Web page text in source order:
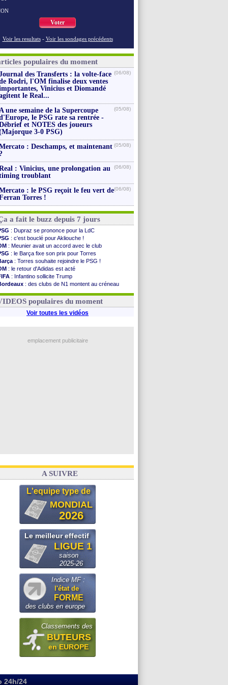
Voter
Voir les resultats - Voir les sondages précédents
populaires du moment
des Transferts : la volte-face
Rodri, l'OM finalise deux ventes
Vinicius et Diomandé
le Real...
(06/08)
une semaine de la Supercoupe
le PSG rate sa rentrée -
et NOTES des joueurs
3-0 PSG)
(05/08)
: Deschamps, et maintenant (05/08)
: Vinicius, une prolongation au
troublant
(06/08)
: le PSG reçoit le feu vert de
Torres !
(06/08)
a fait le buzz depuis 7 jours
: Dupraz se prononce pour la LdC
: c'est bouclé pour Akliouche !
: Meunier avait un accord avec le club
: le Barça fixe son prix pour Torres
: Torres souhaite rejoindre le PSG !
: le retour d'Adidas est acté
: Infantino sollicite Trump
: des clubs de N1 montent au créneau
: le démenti de Leipzig pour Diomandé
populaires du moment
Voir toutes les vidéos
emplacement publicitaire
A SUIVRE
L'equipe type de
MONDIAL
2026
Le meilleur effectif
LIGUE 1
saison
2025-26
Indice MF :
l'état de
FORME
des clubs en europe
Classements des
BUTEURS
en EUROPE
24h/24